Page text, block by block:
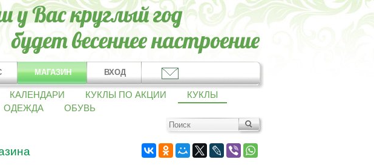
МАГАЗИН ВХОД
КАЛЕНДАРИ КУКЛЫ ПО АКЦИИ
КУКЛЫ
ОДЕЖДА ОБУВЬ